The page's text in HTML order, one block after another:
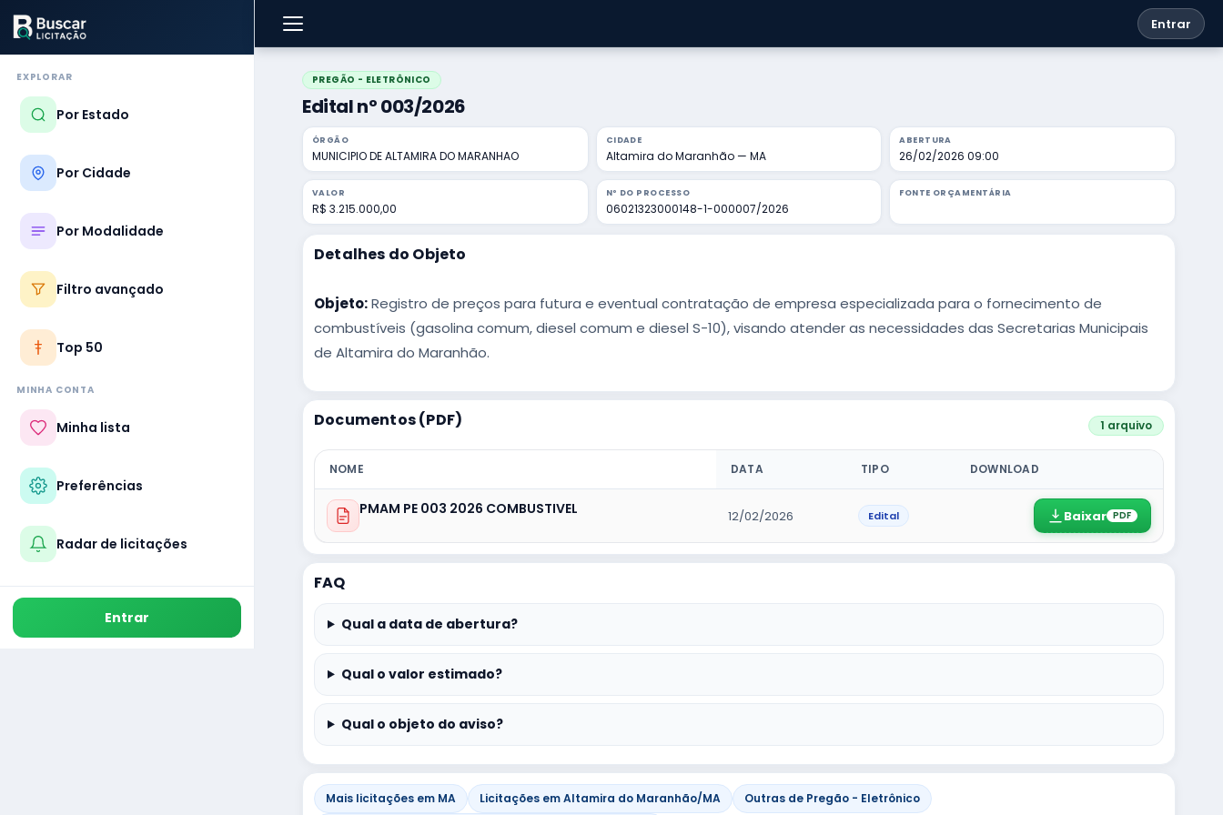
Entrar
EXPLORAR
Por Estado
Por Cidade
Por Modalidade
Filtro avançado
Top 50
MINHA CONTA
Minha lista
Preferências
Radar de licitações
Entrar
PREGÃO - ELETRÔNICO
Edital nº 003/2026
ÓRGÃO
MUNICIPIO DE ALTAMIRA DO MARANHAO
CIDADE
Altamira do Maranhão — MA
ABERTURA
26/02/2026 09:00
VALOR
R$ 3.215.000,00
Nº DO PROCESSO
06021323000148-1-000007/2026
FONTE ORÇAMENTÁRIA
Detalhes do Objeto
Objeto:Registro de preços para futura e eventual contratação de empresa especializada para o fornecimento de
combustíveis (gasolina comum, diesel comum e diesel S-10), visando atender as necessidades das Secretarias Municipais
de Altamira do Maranhão.
Documentos (PDF) 1 arquivo
NOME DATA TIPO DOWNLOAD
PMAM PE 003 2026 COMBUSTIVEL 12/02/2026 Edital Baixar PDF
FAQ
Qual a data de abertura?
Qual o valor estimado?
Qual o objeto do aviso?
Mais licitações em MA Licitações em Altamira do Maranhão/MA Outras de Pregão - Eletrônico